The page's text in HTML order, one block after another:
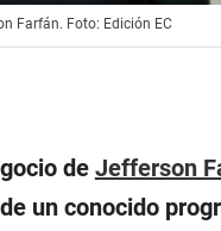
Farfán. Foto: Edición EC
de Jefferson
un conocido